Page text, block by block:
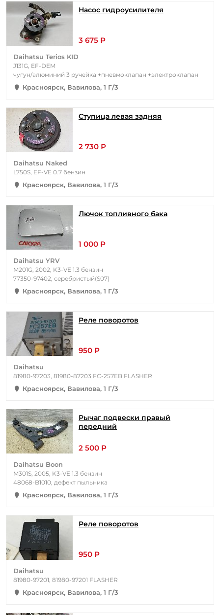
Насос гидроусилителя
3 675 Р
Daihatsu Terios KID
J131G, EF-DEM
чугун/алюминий 3 ручейка +пневмоклапан +электроклапан
Красноярск, Вавилова, 1 Г/3
Ступица левая задняя
2 730 Р
Daihatsu Naked
L750S, EF-VE 0.7 бензин
Красноярск, Вавилова, 1 Г/3
Лючок топливного бака
1 000 Р
Daihatsu YRV
M201G, 2002, K3-VE 1.3 бензин
77350-97402, серебристый(S07)
Красноярск, Вавилова, 1 Г/3
Реле поворотов
950 Р
Daihatsu
81980-97203, 81980-87203 FC-257EB FLASHER
Красноярск, Вавилова, 1 Г/3
Рычаг подвески правый
передний
2 500 Р
Daihatsu Boon
M301S, 2005, K3-VE 1.3 бензин
48068-B1010, дефект пыльника
Красноярск, Вавилова, 1 Г/3
Реле поворотов
950 Р
Daihatsu
81980-97201, 81980-97201 FLASHER
Красноярск, Вавилова, 1 Г/3